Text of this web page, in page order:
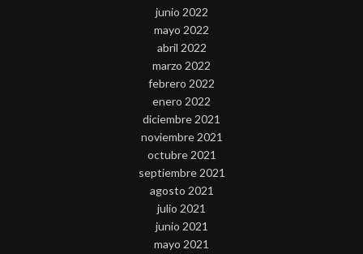
junio 2022
mayo 2022
abril 2022
marzo 2022
febrero 2022
enero 2022
diciembre 2021
noviembre 2021
octubre 2021
septiembre 2021
agosto 2021
julio 2021
junio 2021
mayo 2021